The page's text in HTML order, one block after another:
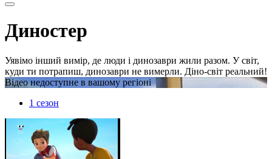
Диностер
Уявімо інший вимір, де люди і динозаври жили разом. У світ,
куди ти потрапиш, динозаври не вимерли. Діно-світ реальний!
Відео недоступне в вашому регіоні
1 сезон